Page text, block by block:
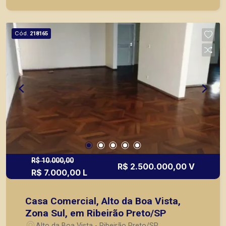
Cód. 218165
R$ 10.000,00
R$ 7.000,00 L
R$ 2.500.000,00 V
Casa Comercial, Alto da Boa Vista,
Zona Sul, em Ribeirão Preto/SP